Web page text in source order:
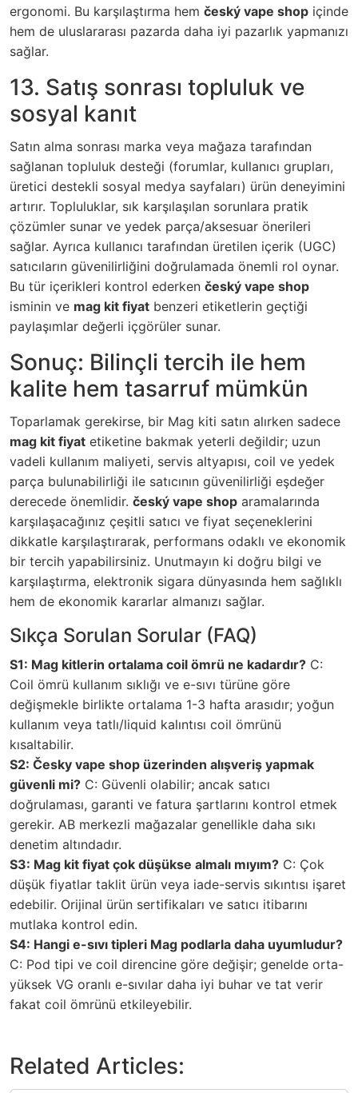
ergonomi. Bu karşılaştırma hem český vape shop içinde
hem de uluslararası pazarda daha iyi pazarlık yapmanızı
sağlar.
13. Satış sonrası topluluk ve
sosyal kanıt
Satın alma sonrası marka veya mağaza tarafından
sağlanan topluluk desteği (forumlar, kullanıcı grupları,
üretici destekli sosyal medya sayfaları) ürün deneyimini
artırır. Topluluklar, sık karşılaşılan sorunlara pratik
çözümler sunar ve yedek parça/aksesuar önerileri
sağlar. Ayrıca kullanıcı tarafından üretilen içerik (UGC)
satıcıların güvenilirliğini doğrulamada önemli rol oynar.
Bu tür içerikleri kontrol ederken český vape shop
isminin ve mag kit fiyat benzeri etiketlerin geçtiği
paylaşımlar değerli içgörüler sunar.
Sonuç: Bilinçli tercih ile hem
kalite hem tasarruf mümkün
Toparlamak gerekirse, bir Mag kiti satın alırken sadece
mag kit fiyat etiketine bakmak yeterli değildir; uzun
vadeli kullanım maliyeti, servis altyapısı, coil ve yedek
parça bulunabilirliği ile satıcının güvenilirliği eşdeğer
derecede önemlidir. český vape shop aramalarında
karşılaşacağınız çeşitli satıcı ve fiyat seçeneklerini
dikkatle karşılaştırarak, performans odaklı ve ekonomik
bir tercih yapabilirsiniz. Unutmayın ki doğru bilgi ve
karşılaştırma, elektronik sigara dünyasında hem sağlıklı
hem de ekonomik kararlar almanızı sağlar.
Sıkça Sorulan Sorular (FAQ)
S1: Mag kitlerin ortalama coil ömrü ne kadardır? C:
Coil ömrü kullanım sıklığı ve e-sıvı türüne göre
değişmekle birlikte ortalama 1-3 hafta arasıdır; yoğun
kullanım veya tatlı/liquid kalıntısı coil ömrünü
kısaltabilir.
S2: Česky vape shop üzerinden alışveriş yapmak
güvenli mi? C: Güvenli olabilir; ancak satıcı
doğrulaması, garanti ve fatura şartlarını kontrol etmek
gerekir. AB merkezli mağazalar genellikle daha sıkı
denetim altındadır.
S3: Mag kit fiyat çok düşükse almalı mıyım? C: Çok
düşük fiyatlar taklit ürün veya iade-servis sıkıntısı işaret
edebilir. Orijinal ürün sertifikaları ve satıcı itibarını
mutlaka kontrol edin.
S4: Hangi e-sıvı tipleri Mag podlarla daha uyumludur?
C: Pod tipi ve coil direncine göre değişir; genelde orta-
yüksek VG oranlı e-sıvılar daha iyi buhar ve tat verir
fakat coil ömrünü etkileyebilir.
Related Articles: